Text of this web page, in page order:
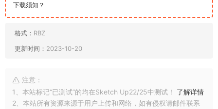
下载须知？
格式： RBZ
更新时间： 2023-10-20
注意：
1、本站标记“已测试”的均在Sketch Up22/25中测试！ 了解详情
2、本站所有资源来源于用户上传和网络，如有侵权请邮件联系